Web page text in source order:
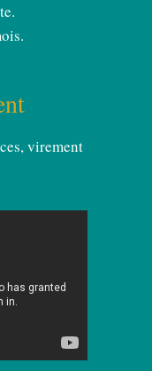
virement